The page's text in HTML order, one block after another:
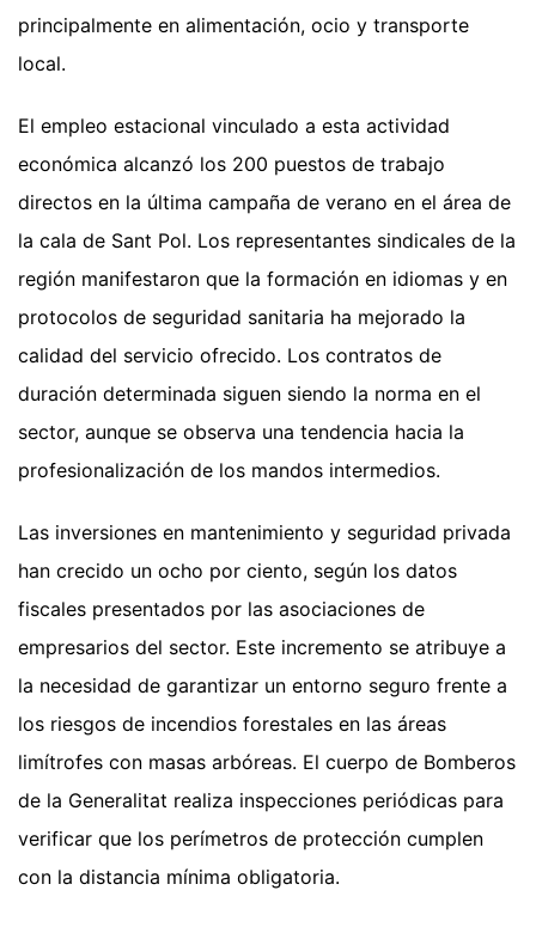
principalmente en alimentación, ocio y transporte
local.
El empleo estacional vinculado a esta actividad
económica alcanzó los 200 puestos de trabajo
directos en la última campaña de verano en el área de
la cala de Sant Pol. Los representantes sindicales de la
región manifestaron que la formación en idiomas y en
protocolos de seguridad sanitaria ha mejorado la
calidad del servicio ofrecido. Los contratos de
duración determinada siguen siendo la norma en el
sector, aunque se observa una tendencia hacia la
profesionalización de los mandos intermedios.
Las inversiones en mantenimiento y seguridad privada
han crecido un ocho por ciento, según los datos
fiscales presentados por las asociaciones de
empresarios del sector. Este incremento se atribuye a
la necesidad de garantizar un entorno seguro frente a
los riesgos de incendios forestales en las áreas
limítrofes con masas arbóreas. El cuerpo de Bomberos
de la Generalitat realiza inspecciones periódicas para
verificar que los perímetros de protección cumplen
con la distancia mínima obligatoria.